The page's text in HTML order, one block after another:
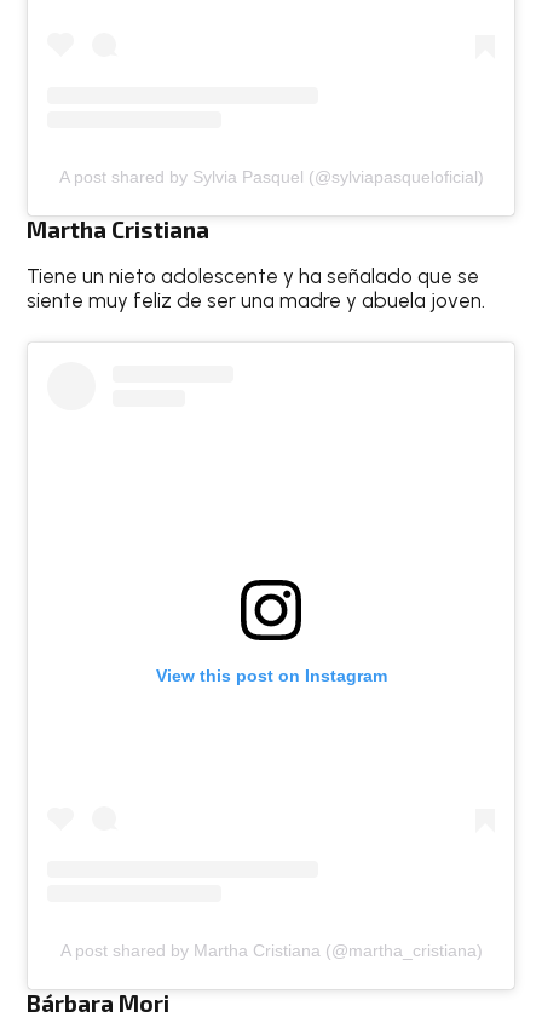
A post shared by Sylvia Pasquel (@sylviapasqueloficial)
Martha Cristiana
Tiene un nieto adolescente y ha señalado que se
siente muy feliz de ser una madre y abuela joven.
View this post on Instagram
A post shared by Martha Cristiana (@martha_cristiana)
Bárbara Mori